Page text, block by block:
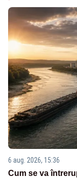
6 aug. 2026, 15:36
Cum se va